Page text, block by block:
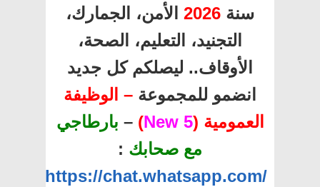
سنة 2026 الأمن، الجمارك،
التجنيد، التعليم، الصحة،
الأوقاف.. ليصلكم كل جديد
انضمو للمجموعة – الوظيفة
العمومية (5 New
)
– بارطاجي
مع صحابك :
https://chat.whatsapp.com/